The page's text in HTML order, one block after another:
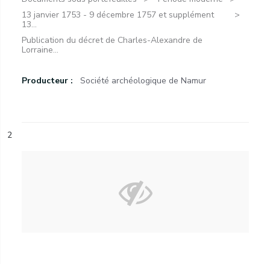
13 janvier 1753 - 9 décembre 1757 et supplément
13...
Publication du décret de Charles-Alexandre de
Lorraine...
Producteur : Société archéologique de Namur
2